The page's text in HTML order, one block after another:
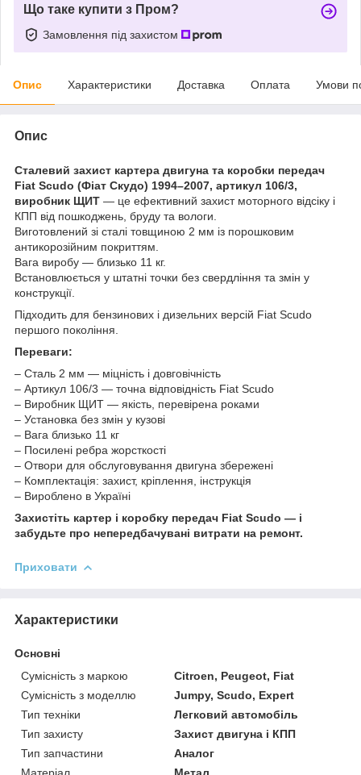
Що таке купити з Пром?
Замовлення під захистом
Опис Характеристики Доставка Оплата Умови
Опис
Сталевий захист картера двигуна та коробки передач
Fiat Scudo (Фіат Скудо) 1994–2007, артикул 106/3,
виробник ЩИТ — це ефективний захист моторного відсіку і
КПП від пошкоджень, бруду та вологи.
Виготовлений зі сталі товщиною 2 мм із порошковим
антикорозійним покриттям.
Вага виробу — близько 11 кг.
Встановлюється у штатні точки без свердління та змін у
конструкції.
Підходить для бензинових і дизельних версій Fiat Scudo
першого покоління.
Переваги:
– Сталь 2 мм — міцність і довговічність
– Артикул 106/3 — точна відповідність Fiat Scudo
– Виробник ЩИТ — якість, перевірена роками
– Установка без змін у кузові
– Вага близько 11 кг
– Посилені ребра жорсткості
– Отвори для обслуговування двигуна збережені
– Комплектація: захист, кріплення, інструкція
– Вироблено в Україні
Захистіть картер і коробку передач Fiat Scudo — і
забудьте про непередбачувані витрати на ремонт.
Приховати
Характеристики
Основні
Сумісність з маркою
Citroen, Peugeot, Fiat
Сумісність з моделлю
Jumpy, Scudo, Expert
Тип техніки
Легковий автомобіль
Тип захисту
Захист двигуна і КПП
Тип запчастини
Аналог
Матеріал
Метал